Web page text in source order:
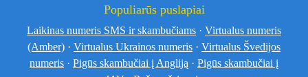
Populiarūs puslapiai
Laikinas numeris SMS ir skambučiams · Virtualus numeris
(Amber) · Virtualus Ukrainos numeris · Virtualus Švedijos
numeris · Pigūs skambučiai į Angliją · Pigūs skambučiai į